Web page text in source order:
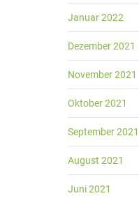
Januar 2022
Dezember 2021
November 2021
Oktober 2021
September 2021
August 2021
Juni 2021